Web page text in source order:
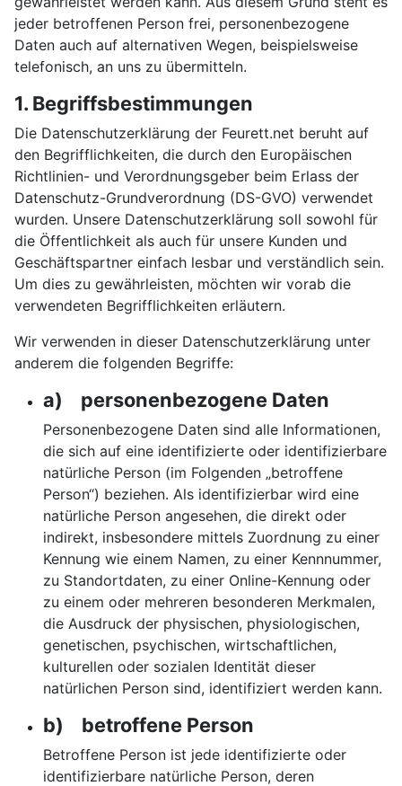
jeder betroffenen Person frei, personenbezogene
Daten auch auf alternativen Wegen, beispielsweise
telefonisch, an uns zu übermitteln.
1. Begriffsbestimmungen
Die Datenschutzerklärung der Feurett.net beruht auf
den Begrifflichkeiten, die durch den Europäischen
Richtlinien- und Verordnungsgeber beim Erlass der
Datenschutz-Grundverordnung (DS-GVO) verwendet
wurden. Unsere Datenschutzerklärung soll sowohl für
die Öffentlichkeit als auch für unsere Kunden und
Geschäftspartner einfach lesbar und verständlich sein.
Um dies zu gewährleisten, möchten wir vorab die
verwendeten Begrifflichkeiten erläutern.
Wir verwenden in dieser Datenschutzerklärung unter
anderem die folgenden Begriffe:
a) personenbezogene Daten
Personenbezogene Daten sind alle Informationen,
die sich auf eine identifizierte oder identifizierbare
natürliche Person (im Folgenden „betroffene
Person“) beziehen. Als identifizierbar wird eine
natürliche Person angesehen, die direkt oder
indirekt, insbesondere mittels Zuordnung zu einer
Kennung wie einem Namen, zu einer Kennnummer,
zu Standortdaten, zu einer Online-Kennung oder
zu einem oder mehreren besonderen Merkmalen,
die Ausdruck der physischen, physiologischen,
genetischen, psychischen, wirtschaftlichen,
kulturellen oder sozialen Identität dieser
natürlichen Person sind, identifiziert werden kann.
b) betroffene Person
Betroffene Person ist jede identifizierte oder
identifizierbare natürliche Person, deren